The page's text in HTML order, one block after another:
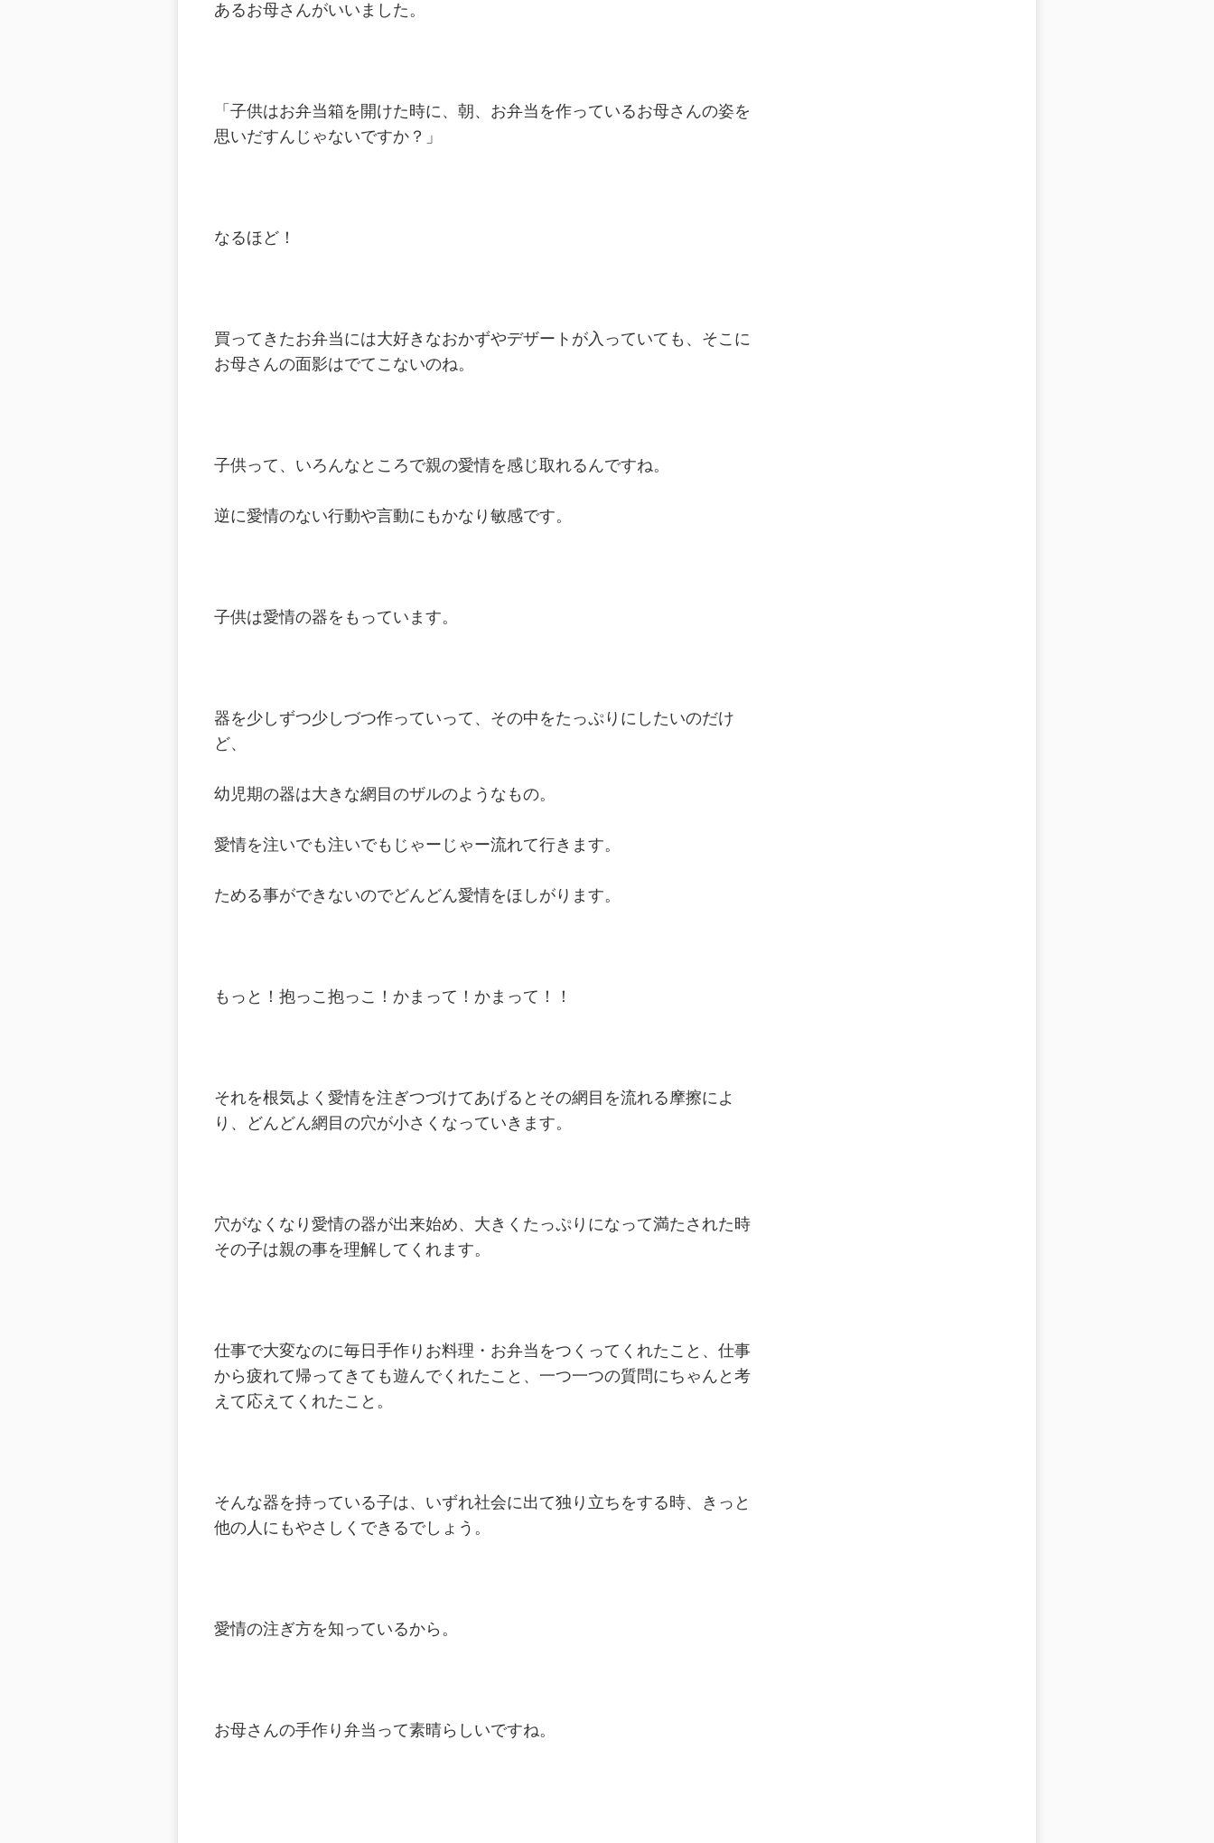
あるお母さんがいいました。
「子供はお弁当箱を開けた時に、朝、お弁当を作っているお母さんの姿を
思いだすんじゃないですか？」
なるほど！
買ってきたお弁当には大好きなおかずやデザートが入っていても、そこに
お母さんの面影はでてこないのね。
子供って、いろんなところで親の愛情を感じ取れるんですね。
逆に愛情のない行動や言動にもかなり敏感です。
子供は愛情の器をもっています。
器を少しずつ少しづつ作っていって、その中をたっぷりにしたいのだけ
ど、
幼児期の器は大きな網目のザルのようなもの。
愛情を注いでも注いでもじゃーじゃー流れて行きます。
ためる事ができないのでどんどん愛情をほしがります。
もっと！抱っこ抱っこ！かまって！かまって！！
それを根気よく愛情を注ぎつづけてあげるとその網目を流れる摩擦によ
り、どんどん網目の穴が小さくなっていきます。
穴がなくなり愛情の器が出来始め、大きくたっぷりになって満たされた時
その子は親の事を理解してくれます。
仕事で大変なのに毎日手作りお料理・お弁当をつくってくれたこと、仕事
から疲れて帰ってきても遊んでくれたこと、一つ一つの質問にちゃんと考
えて応えてくれたこと。
そんな器を持っている子は、いずれ社会に出て独り立ちをする時、きっと
他の人にもやさしくできるでしょう。
愛情の注ぎ方を知っているから。
お母さんの手作り弁当って素晴らしいですね。